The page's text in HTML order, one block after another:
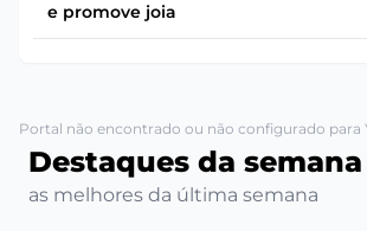
e promove joia
Portal não encontrado ou não configurado para
Destaques da semana
as melhores da última semana